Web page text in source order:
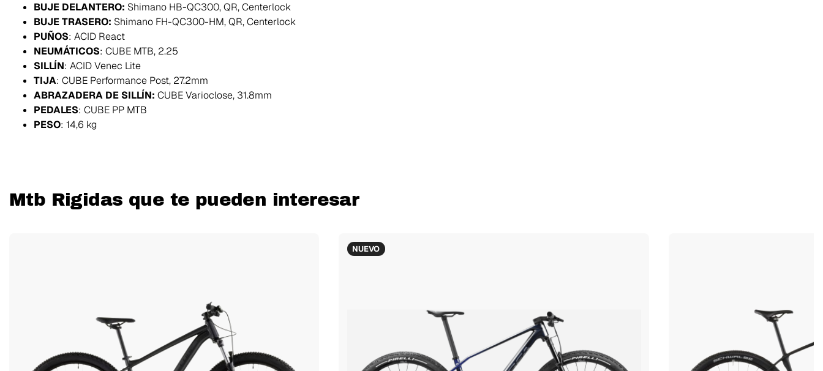
BUJE DELANTERO: Shimano HB-QC300, QR, Centerlock
BUJE TRASERO: Shimano FH-QC300-HM, QR, Centerlock
PUÑOS: ACID React
NEUMÁTICOS: CUBE MTB, 2.25
SILLÍN: ACID Venec Lite
TIJA: CUBE Performance Post, 27.2mm
ABRAZADERA DE SILLÍN: CUBE Varioclose, 31.8mm
PEDALES: CUBE PP MTB
PESO: 14,6 kg
Mtb Rigidas que te pueden interesar
NUEVO